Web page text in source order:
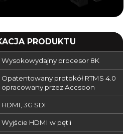
PRODUKTU
Wysokowydajny procesor 8K
Opatentowany protokół RTMS 4.0
opracowany przez Accsoon
HDMI, 3G SDI
Wyjście HDMI w pętli